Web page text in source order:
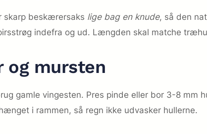
skarp beskærersaks lige bag en knude, så den
indefra og ud. Længden skal matche
og mursten
gamle vingesten. Pres pinde eller bor 3-8 mm
i rammen, så regn ikke udvasker hullerne.